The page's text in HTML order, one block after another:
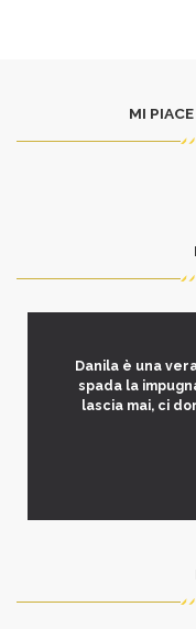
MI
Danila è una
spada la
lascia mai, ci